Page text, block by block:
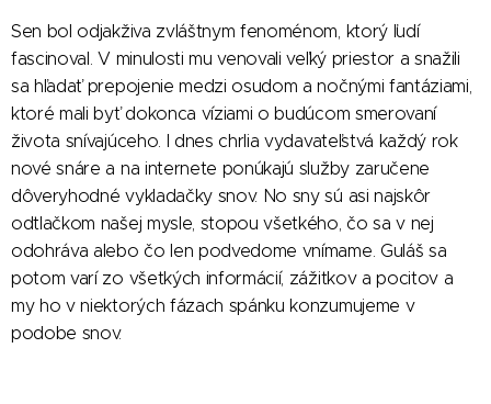
Sen bol odjakživa zvláštnym fenoménom, ktorý ľudí
fascinoval. V minulosti mu venovali veľký priestor a snažili
sa hľadať prepojenie medzi osudom a nočnými fantáziami,
ktoré mali byť dokonca víziami o budúcom smerovaní
života snívajúceho. I dnes chrlia vydavateľstvá každý rok
nové snáre a na internete ponúkajú služby zaručene
dôveryhodné vykladačky snov. No sny sú asi najskôr
odtlačkom našej mysle, stopou všetkého, čo sa v nej
odohráva alebo čo len podvedome vnímame. Guláš sa
potom varí zo všetkých informácií, zážitkov a pocitov a
my ho v niektorých fázach spánku konzumujeme v
podobe snov.